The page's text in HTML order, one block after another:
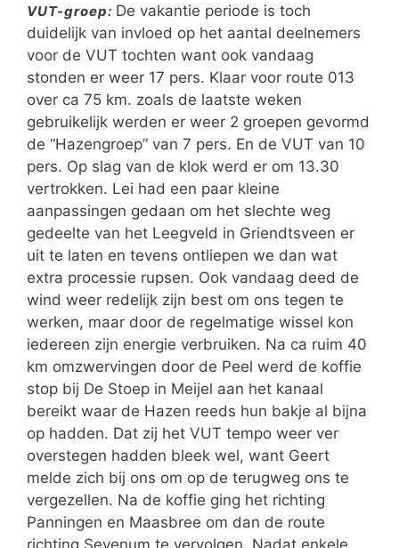
VUT-groep: De vakantie periode is toch
duidelijk van invloed op het aantal deelnemers
voor de VUT tochten want ook vandaag
stonden er weer 17 pers. Klaar voor route 013
over ca 75 km. zoals de laatste weken
gebruikelijk werden er weer 2 groepen gevormd
de “Hazengroep” van 7 pers. En de VUT van 10
pers. Op slag van de klok werd er om 13.30
vertrokken. Lei had een paar kleine
aanpassingen gedaan om het slechte weg
gedeelte van het Leegveld in Griendtsveen er
uit te laten en tevens ontliepen we dan wat
extra processie rupsen. Ook vandaag deed de
wind weer redelijk zijn best om ons tegen te
werken, maar door de regelmatige wissel kon
iedereen zijn energie verbruiken. Na ca ruim 40
km omzwervingen door de Peel werd de koffie
stop bij De Stoep in Meijel aan het kanaal
bereikt waar de Hazen reeds hun bakje al bijna
op hadden. Dat zij het VUT tempo weer ver
overstegen hadden bleek wel, want Geert
melde zich bij ons om op de terugweg ons te
vergezellen. Na de koffie ging het richting
Panningen en Maasbree om dan de route
richting Sevenum te vervolgen. Nadat enkele